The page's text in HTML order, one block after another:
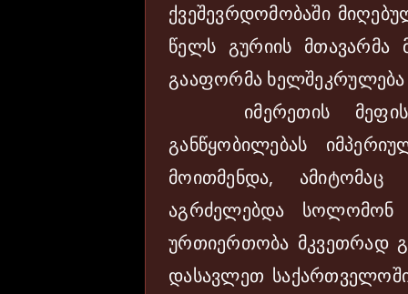
ქვეშევრდომობაში
წელს გურიის მთავარმა
გააფორმა
იმერეთის მეფის,
განწყობილებას
მოითმენდა, ამიტომაც
აგრძელებდა სოლომონ
ურთიერთობა მკვეთრად
დასავლეთ